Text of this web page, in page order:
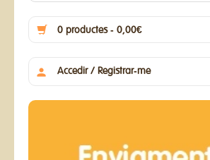
0 productes - 0,00€
Accedir / Registrar-me